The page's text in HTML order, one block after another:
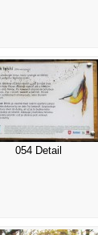
054 Detail